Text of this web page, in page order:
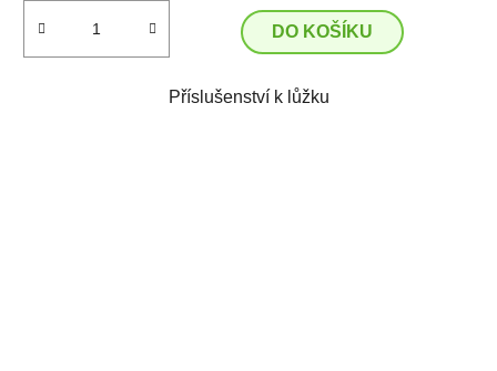
DO KOŠÍKU
Příslušenství k lůžku